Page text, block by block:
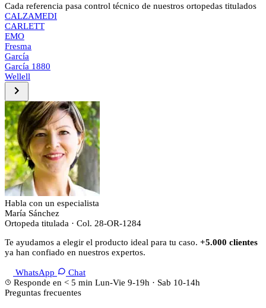
Cada referencia pasa control técnico de nuestros ortopedas titulados
CALZAMEDI
CARLETT
EMO
Fresma
García
García 1880
Wellell
Habla con un especialista
María Sánchez
Ortopeda titulada · Col. 28-OR-1284
Te ayudamos a elegir el producto ideal para tu caso. +5.000 clientes
ya han confiado en nuestros expertos.
WhatsApp
Chat
Responde en < 5 min Lun-Vie 9-19h · Sab 10-14h
Preguntas frecuentes